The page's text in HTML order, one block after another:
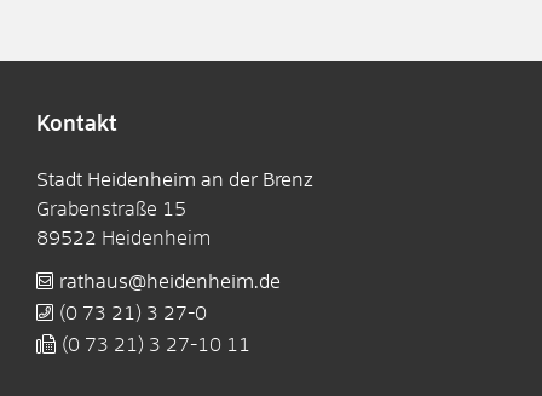
Kontakt
Stadt Heidenheim an der Brenz
Grabenstraße 15
89522 Heidenheim
rathaus@heidenheim.de
(0 73 21) 3 27-0
(0 73 21) 3 27-10 11